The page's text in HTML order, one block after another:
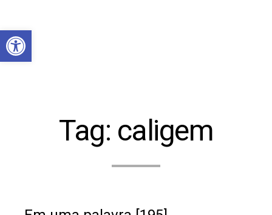
Abrir a barra de ferramentas
Tag: caligem